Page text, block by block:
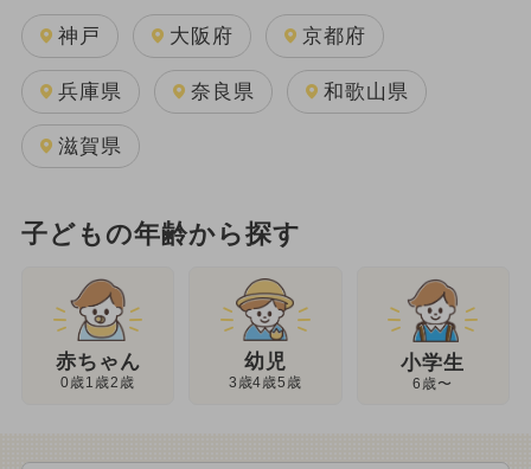
神戸 大阪府 京都府
兵庫県 奈良県 和歌山県
滋賀県
子どもの年齢から探す
赤ちゃん
0歳1歳2歳
幼児
3歳4歳5歳
小学生
6歳〜